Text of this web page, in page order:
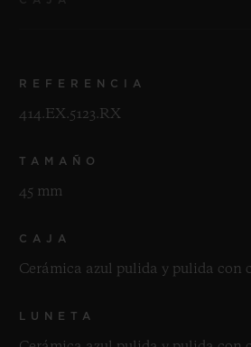
REFERENCIA
414.EX.5123.RX
TAMAÑO
45 mm
CAJA
Cerámica azul pulida y pulida con
LUNETA